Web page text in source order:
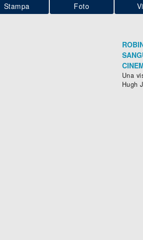
Stampa Foto
Una
Hugh